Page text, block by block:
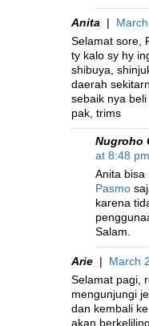
Anita |
Selamat sore,
ty kalo sy hy
shibuya,
daerah
sebaik nya
pak, trims
Nugroho
at 8:48 pm
Anita bisa
Pasmo
karena
Salam.
Arie | March
Selamat pagi,
mengunjungi
dan kembali
akan